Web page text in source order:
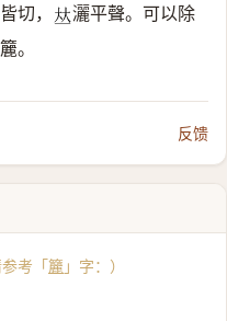
切， 𠀤灑平聲。可以除
。
反馈
考「籭 」字：）